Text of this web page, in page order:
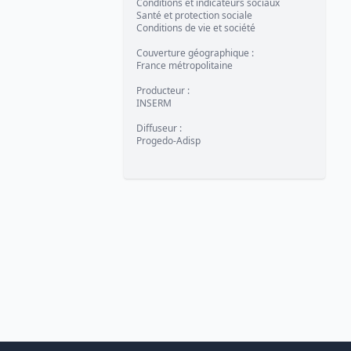
Conditions et indicateurs sociaux
Santé et protection sociale
Conditions de vie et société
Couverture géographique :
France métropolitaine
Producteur :
INSERM
Diffuseur :
Progedo-Adisp